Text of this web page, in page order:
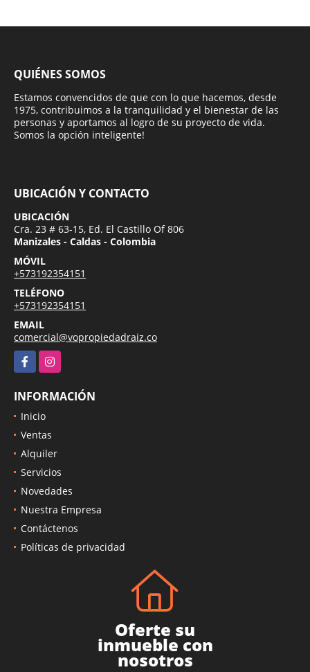
QUIÉNES SOMOS
Estamos convencidos de que con lo que hacemos, desde
1975, contribuimos a la tranquilidad y el bienestar de las
personas y aportamos al logro de su proyecto de vida.
Somos la opción inteligente!
UBICACIÓN Y CONTACTO
UBICACIÓN
Cra. 23 # 63-15, Ed. El Castillo Of 806
Manizales - Caldas - Colombia
MÓVIL
+573192354151
TELÉFONO
+573192354151
EMAIL
comercial@vopropiedadraiz.co
FacebookInstagram
INFORMACIÓN
Inicio
Ventas
Alquiler
Servicios
Novedades
Nuestra Empresa
Contáctenos
Políticas de privacidad
Oferte su
inmueble con
nosotros